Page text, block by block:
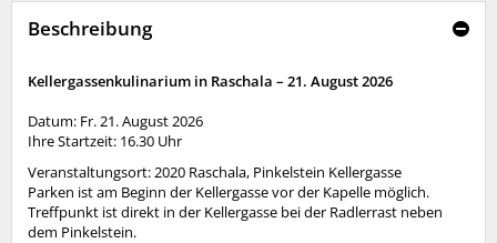
Beschreibung
Kellergassenkulinarium in Raschala – 21. August 2026
Datum: Fr. 21. August 2026
Ihre Startzeit: 16.30 Uhr
Veranstaltungsort: 2020 Raschala, Pinkelstein Kellergasse
Parken ist am Beginn der Kellergasse vor der Kapelle möglich.
Treffpunkt ist direkt in der Kellergasse bei der Radlerrast neben
dem Pinkelstein.